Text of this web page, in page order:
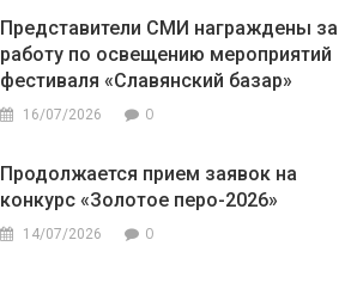
Представители СМИ награждены за
работу по освещению мероприятий
фестиваля «Славянский базар»
16/07/2026 0
Продолжается прием заявок на
конкурс «Золотое перо-2026»
14/07/2026 0